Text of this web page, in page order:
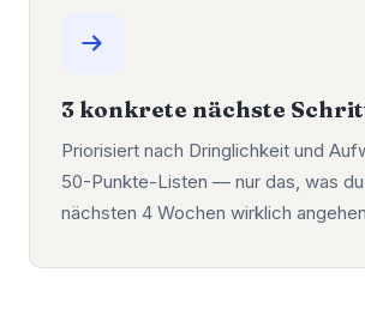
3 konkrete nächste
Priorisiert nach Dringlichkeit und
50-Punkte-Listen — nur das, was du
nächsten 4 Wochen wirklich